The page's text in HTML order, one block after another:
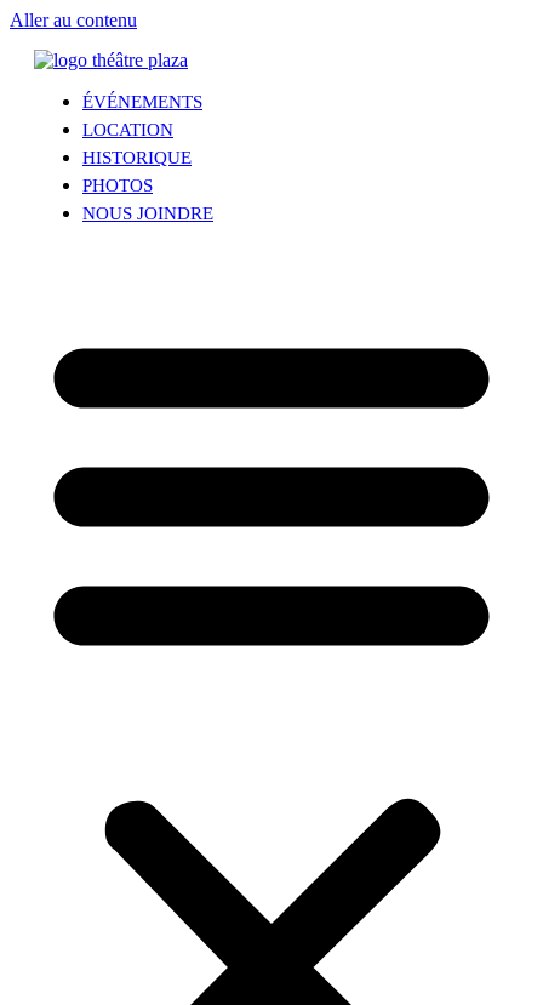
Aller au contenu
ÉVÉNEMENTS
LOCATION
HISTORIQUE
PHOTOS
NOUS JOINDRE